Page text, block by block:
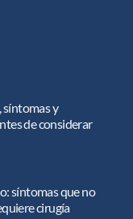
síntomas y
de considerar
síntomas que no
cirugía